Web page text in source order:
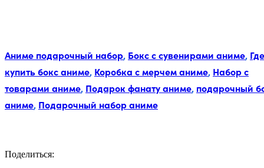
Аниме подарочный набор, Бокс с сувенирами аниме, Где
купить бокс аниме, Коробка с мерчем аниме, Набор с
товарами аниме, Подарок фанату аниме, подарочный
аниме, Подарочный набор аниме
Поделиться: